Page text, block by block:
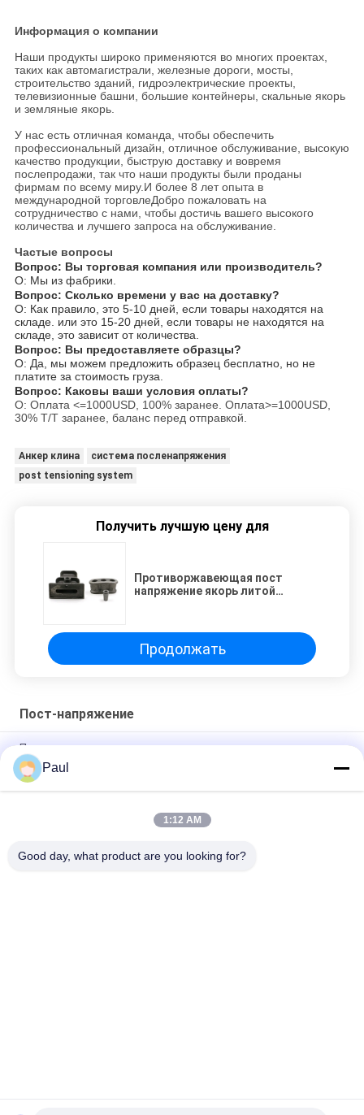
Информация о компании
Наши продукты широко применяются во многих проектах,
таких как автомагистрали, железные дороги, мосты,
строительство зданий, гидроэлектрические проекты,
телевизионные башни, большие контейнеры, скальные якорь
и земляные якорь.
У нас есть отличная команда, чтобы обеспечить
профессиональный дизайн, отличное обслуживание, высокую
качество продукции, быструю доставку и вовремя
послепродажи, так что наши продукты были проданы
фирмам по всему миру.И более 8 лет опыта в
международной торговлеДобро пожаловать на
сотрудничество с нами, чтобы достичь вашего высокого
количества и лучшего запроса на обслуживание.
Частые вопросы
Вопрос: Вы торговая компания или производитель?
О: Мы из фабрики.
Вопрос: Сколько времени у вас на доставку?
О: Как правило, это 5-10 дней, если товары находятся на
складе. или это 15-20 дней, если товары не находятся на
складе, это зависит от количества.
Вопрос: Вы предоставляете образцы?
О: Да, мы можем предложить образец бесплатно, но не
платите за стоимость груза.
Вопрос: Каковы ваши условия оплаты?
О: Оплата <=1000USD, 100% заранее. Оплата>=1000USD,
30% T/T заранее, баланс перед отправкой.
Анкер клина
система посленапряжения
post tensioning system
Получить лучшую цену для
Противоржавеющая пост
напряжение якорь литой
Продолжать
Пост-напряжение
После напряжения литые железные якорь клин якорь
блоки шнурки рукоятки плоские якорь
Клиновые зажимы и корпуса анкеров для
Paul
1:12 AM
Good day, what product are you looking for?